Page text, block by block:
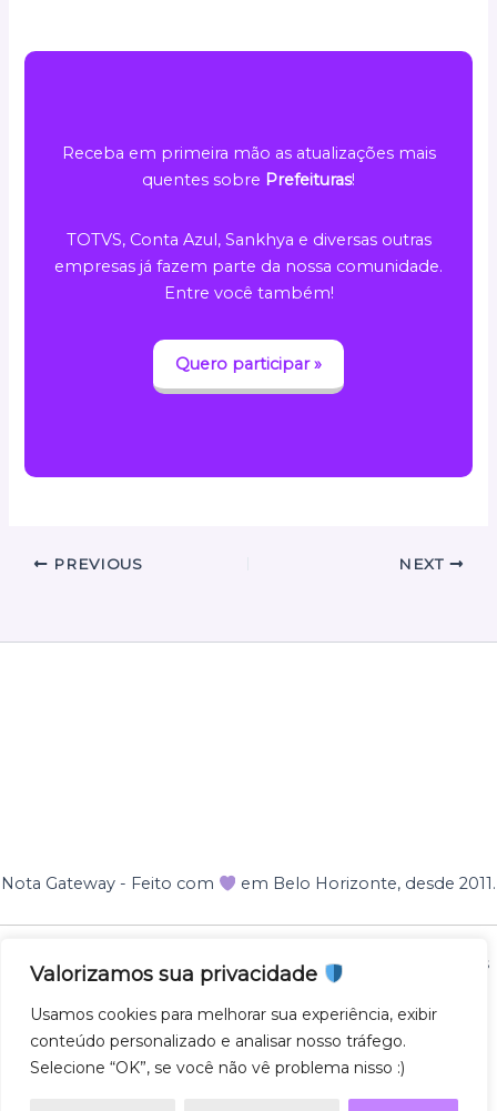
Valorizamos sua privacidade
Usamos cookies para melhorar sua experiência, exibir
conteúdo personalizado e analisar nosso tráfego.
Selecione “OK”, se você não vê problema nisso :)
Receba em primeira mão as atualizações mais
quentes sobre Prefeituras!
TOTVS, Conta Azul, Sankhya e diversas outras
empresas já fazem parte da nossa comunidade.
Entre você também!
Quero participar »
PREVIOUS NEXT
Nota Gateway - Feito com em Belo Horizonte, desde 2011.
Nota Gateway — 2011 - 2025 © Todos os direitos reservados
NOTA GATEWAY DESENVOLVIMENTO DE SOFTWARES
LTDA
CNPJ 57.743.975/0001-27
AV. GETULIO VARGAS 671 - SL500, SAVASSI, 30112-021,